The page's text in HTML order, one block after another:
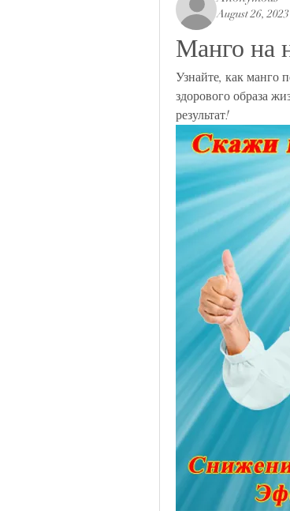
August 26, 2023
Манго на
Узнайте, как манго
здорового образа
результат!